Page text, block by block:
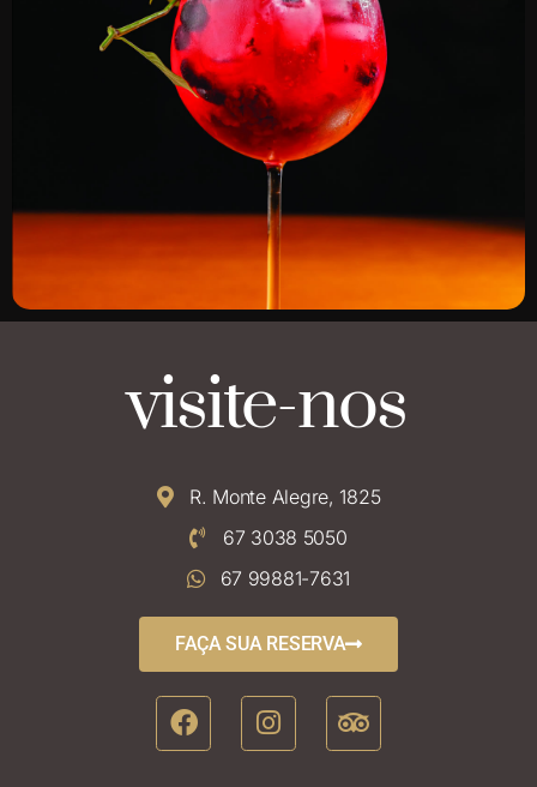
visite-nos
R. Monte Alegre, 1825
67 3038 5050
67 99881-7631
FAÇA SUA RESERVA